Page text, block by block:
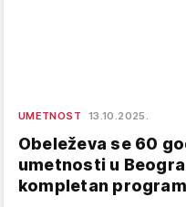
UMETNOST 13.10.2025.
Obeleževa se 60
umetnosti u
kompletan program